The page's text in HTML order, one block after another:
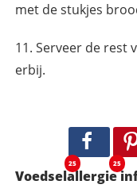
met de stukjes
Serveer de rest
erbij.
25 25
Voedselallergie